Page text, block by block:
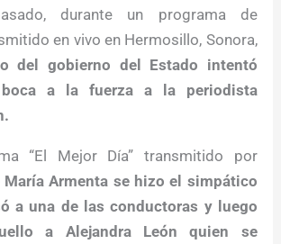
durante un programa de
en vivo en Hermosillo, Sonora,
del gobierno del Estado intentó
a la fuerza a la periodista
“El Mejor Día” transmitido por
María Armenta se hizo el simpático
a una de las conductoras y luego
a Alejandra León quien se